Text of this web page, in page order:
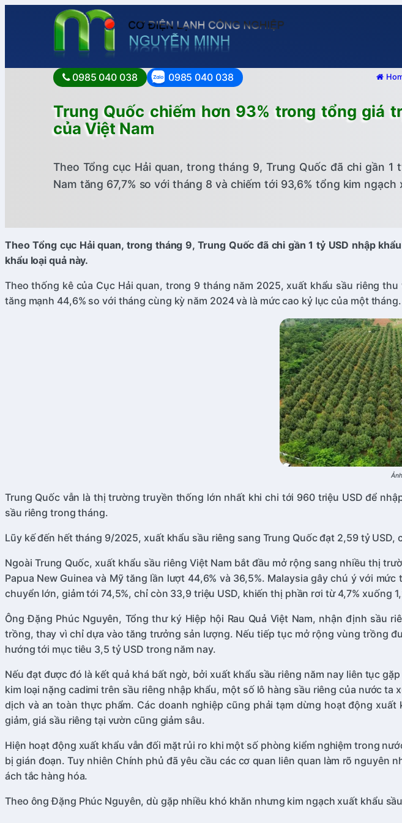
0985 040 038 0985 040 038
Trung Quốc chiếm hơn 93% trong tổng giá
của Việt Nam
Theo Tổng cục Hải quan, trong tháng 9, Trung Quốc đã chi gần 1
Nam tăng 67,7% so với tháng 8 và chiếm tới 93,6% tổng kim ngạch
Theo Tổng cục Hải quan, trong tháng 9, Trung Quốc đã chi gần 1 tỷ USD nhập
khẩu loại quả này.
Theo thống kê của Cục Hải quan, trong 9 tháng năm 2025, xuất khẩu sầu riêng
tăng mạnh 44,6% so với tháng cùng kỳ năm 2024 và là mức cao kỷ lục của một tháng.
Trung Quốc vẫn là thị trường truyền thống lớn nhất khi chi tới 960 triệu USD để
sầu riêng trong tháng.
Lũy kế đến hết tháng 9/2025, xuất khẩu sầu riêng sang Trung Quốc đạt 2,59 tỷ
Ngoài Trung Quốc, xuất khẩu sầu riêng Việt Nam bắt đầu mở rộng sang nhiều thị
Papua New Guinea và Mỹ tăng lần lượt 44,6% và 36,5%. Malaysia gây chú ý với
chuyển lớn, giảm tới 74,5%, chỉ còn 33,9 triệu USD, khiến thị phần rơi từ 4,7% xuống
Ông Đặng Phúc Nguyên, Tổng thư ký Hiệp hội Rau Quả Việt Nam, nhận định sầu
trồng, thay vì chỉ dựa vào tăng trưởng sản lượng. Nếu tiếp tục mở rộng vùng trồng
hướng tới mục tiêu 3,5 tỷ USD trong năm nay.
Nếu đạt được đó là kết quả khá bất ngờ, bởi xuất khẩu sầu riêng năm nay liên tục
kim loại nặng cadimi trên sầu riêng nhập khẩu, một số lô hàng sầu riêng của nước
dịch và an toàn thực phẩm. Các doanh nghiệp cũng phải tạm dừng hoạt động
giảm, giá sầu riêng tại vườn cũng giảm sâu.
Hiện hoạt động xuất khẩu vẫn đối mặt rủi ro khi một số phòng kiểm nghiệm trong
bị gián đoạn. Tuy nhiên Chính phủ đã yêu cầu các cơ quan liên quan làm rõ
ách tắc hàng hóa.
Theo ông Đặng Phúc Nguyên, dù gặp nhiều khó khăn nhưng kim ngạch xuất khẩu